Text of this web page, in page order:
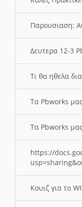
Παρουσιαση:
Δευτερα 12-3
Τι θα ηθελα
Τα Pbworks
Τα Pbworks
https://
Κουιζ για το